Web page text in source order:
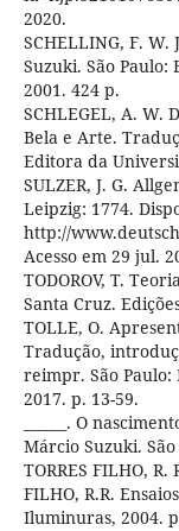
2020.
SCHELLING, F.
Suzuki. São Paulo:
2001. 424 p.
SCHLEGEL, A.
Bela e Arte.
Editora da
SULZER, J. G.
Leipzig: 1774.
http://
Acesso em 29 jul.
TODOROV, T.
Santa Cruz.
TOLLE, O.
Tradução,
reimpr. São Paulo:
2017. p. 13-59.
______. O
Márcio Suzuki.
TORRES FILHO,
FILHO, R.R.
Iluminuras, 2004.